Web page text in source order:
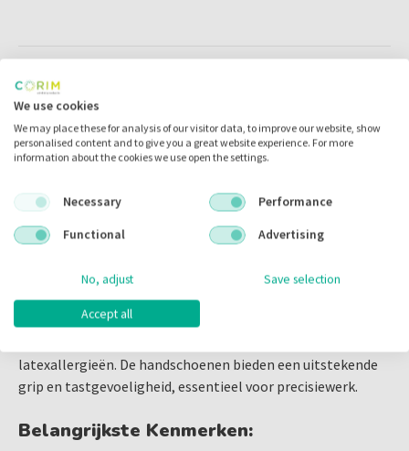
Verkrijgbaar in de maten:
XS,S,M
Bezoek Corim Dental om de Comforties Soft Nitrile Basic
handschoenen te bestellen en ontdek ons volledige
Omschrijving
Comforties Soft Nitrile Basic Blauw -
X-Small
De Comforties Soft Nitrile Basic handschoenen in blauw,
voor medische en tandheelkundige professionals. Deze
handschoenen zijn gemaakt van zacht nitril, wat zorgt
voor een hoge mate van flexibiliteit en draagcomfort. Ze
latexallergieën. De handschoenen bieden een uitstekende
grip en tastgevoeligheid, essentieel voor precisiewerk.
Belangrijkste Kenmerken:
We use cookies
We may place these for analysis of our visitor data, to improve our website, show
personalised content and to give you a great website experience. For more
information about the cookies we use open the settings.
Necessary
Performance
Functional
Advertising
No, adjust Save selection
Accept all